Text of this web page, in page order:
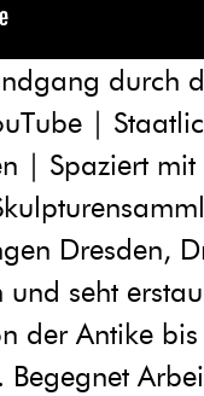
durch
|
| Spaziert
Dresden,
seht
der Antike bis